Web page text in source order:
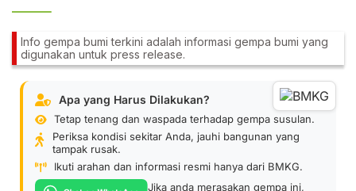
Info gempa bumi terkini adalah informasi gempa bumi yang
digunakan untuk press release.